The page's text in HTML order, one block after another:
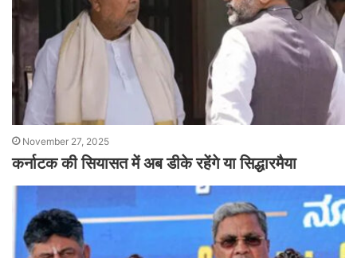
November 27, 2025
कर्नाटक की सियासत में अब डीके रहेंगे या सिद्धारमैया